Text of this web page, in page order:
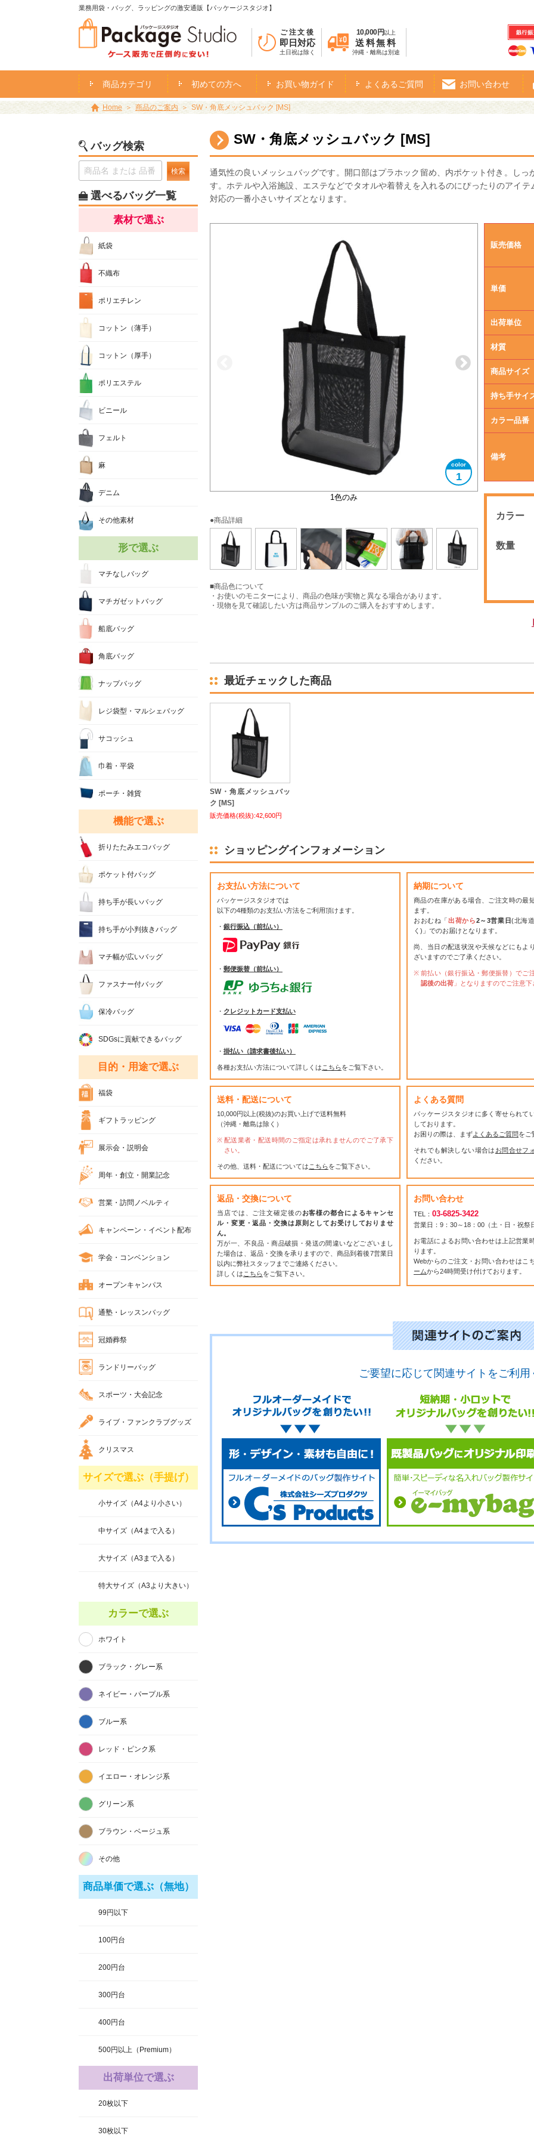
業務用袋・バッグ、ラッピングの激安通販【パッケージスタジオ】
ご注文後
即日対応
土日祝は除く
10,000円 以上
送料無料
沖縄・離島は別途
商品カテゴリ 初めての方へ お買い物ガイド よくあるご質問 お問い合わせ
Home 商品のご案内 SW・角底メッシュバック [MS]
SW・角底メッシュバック [MS]
通気性の良いメッシュバッグです。開口部はプラホック留め、内ポケット付き。し
す。ホテルや入浴施設、エステなどでタオルや着替えを入れるのにぴったりのアイ
対応の一番小さいサイズとなります。
1色のみ
1
B5サイズ対応
メッシュ素材です
使用イメージ
大きさイメージ
●商品詳細
■商品色について
・お使いのモニターにより、商品の色味が実物と異なる場合があります。
・現物を見て確認したい方は商品サンプルのご購入をおすすめします。
販売価格
単価
出荷単位
材質
商品サイズ
持ち手サイ
カラー品番
備考
カラー
数量
最近チェックした商品
SW・角底メッシュバッ
ク [MS]
販売価格(税抜):42,600円
ショッピングインフォメーション
お支払い方法について
パッケージスタジオでは
以下の4種類のお支払い方法をご利用頂けます。
・ 銀行振込（前払い）
・ 郵便振替（前払い）
・ クレジットカード支払い
・ 掛払い（請求書後払い）
各種お支払い方法について詳しくは こちらをご覧下さい。
納期について
商品の在庫がある場合、ご注文時の最
ます。
おおむね「出荷から2～3営業日(北海
く)」でのお届けとなります。
尚、当日の配送状況や天候などにもよ
ざいますのでご了承ください。
前払い（銀行振込・郵便振替）でご
認後の出荷 」となりますのでご注意
送料・配送について
10,000円以上(税抜)のお買い上げで送料無料
（沖縄・離島は除く）
配送業者・配送時間のご指定は承れませんのでご了承下
さい。
その他、送料・配送については こちらをご覧下さい。
よくある質問
パッケージスタジオに多く寄せられて
しております。
お困りの際は、まずよくあるご質問をご
それでも解決しない場合は お問合せフ
ください。
返品・交換について
当店では、ご注文確定後のお客様の都合によるキャンセ
ル・変更・返品・交換は原則としてお受けしておりませ
ん。
万が一、不良品・商品破損・発送の間違いなどございまし
た場合は、返品・交換を承りますので、商品到着後7営業日
以内に弊社スタッフまでご連絡ください。
詳しくは こちらをご覧下さい。
お問い合わせ
TEL： 03-6825-3422
営業日：9：30～18：00（土・日・祝祭
お電話によるお問い合わせは上記営業
ります。
Webからのご注文・お問い合わせはこ
ームから24時間受け付けております。
ご要望に応じて関連サイトをご利用
バッグ検索
検索
選べるバッグ一覧
素材で選ぶ
紙袋
不織布
ポリエチレン
コットン（薄手）
コットン（厚手）
ポリエステル
ビニール
フェルト
麻
デニム
その他素材
形で選ぶ
マチなしバッグ
マチガゼットバッグ
船底バッグ
角底バッグ
ナップバッグ
レジ袋型・マルシェバッグ
サコッシュ
巾着・平袋
ポーチ・雑貨
機能で選ぶ
折りたたみエコバッグ
ポケット付バッグ
持ち手が長いバッグ
持ち手が小判抜きバッグ
マチ幅が広いバッグ
ファスナー付バッグ
保冷バッグ
SDGsに貢献できるバッグ
目的・用途で選ぶ
福袋
ギフトラッピング
展示会・説明会
周年・創立・開業記念
営業・訪問ノベルティ
キャンペーン・イベント配布
学会・コンベンション
オープンキャンパス
通塾・レッスンバッグ
冠婚葬祭
ランドリーバッグ
スポーツ・大会記念
ライブ・ファンクラブグッズ
クリスマス
サイズで選ぶ（手提げ）
小サイズ（A4より小さい）
中サイズ（A4まで入る）
大サイズ（A3まで入る）
特大サイズ（A3より大きい）
カラーで選ぶ
ホワイト
ブラック・グレー系
ネイビー・パープル系
ブルー系
レッド・ピンク系
イエロー・オレンジ系
グリーン系
ブラウン・ベージュ系
その他
商品単価で選ぶ（無地）
99円以下
100円台
200円台
300円台
400円台
500円以上（Premium）
出荷単位で選ぶ
20枚以下
30枚以下